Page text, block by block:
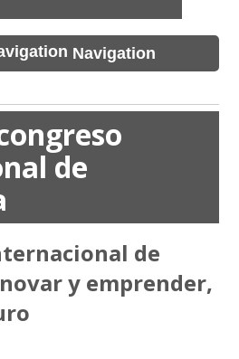
Navigation
de
de
y emprender,